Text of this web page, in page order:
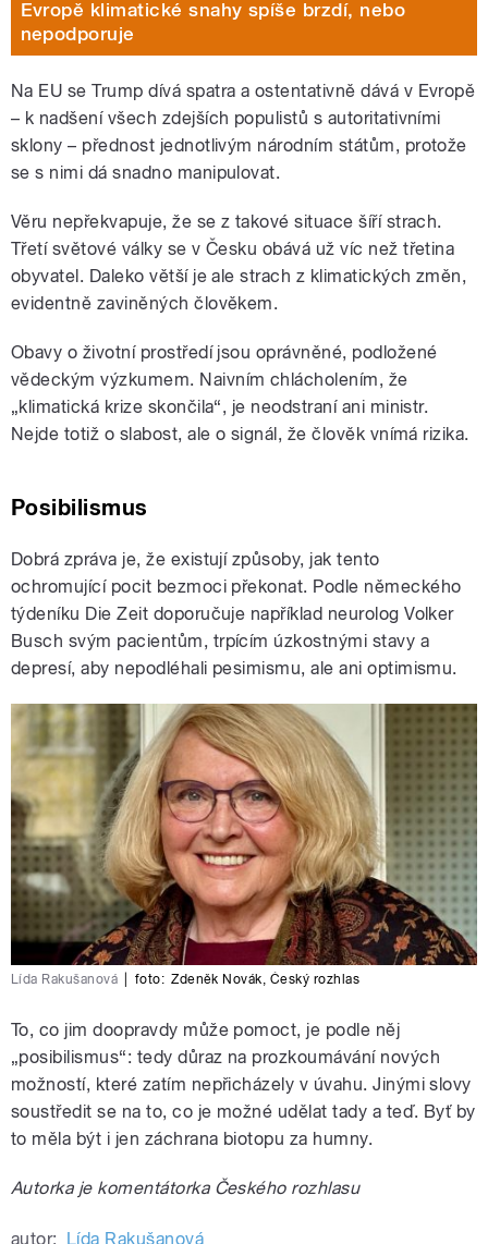
Evropě klimatické snahy spíše brzdí, nebo
nepodporuje
Na EU se Trump dívá spatra a ostentativně dává v Evropě
– k nadšení všech zdejších populistů s autoritativními
sklony – přednost jednotlivým národním státům, protože
se s nimi dá snadno manipulovat.
Věru nepřekvapuje, že se z takové situace šíří strach.
Třetí světové války se v Česku obává už víc než třetina
obyvatel. Daleko větší je ale strach z klimatických změn,
evidentně zaviněných člověkem.
Obavy o životní prostředí jsou oprávněné, podložené
vědeckým výzkumem. Naivním chlácholením, že
„klimatická krize skončila“, je neodstraní ani ministr.
Nejde totiž o slabost, ale o signál, že člověk vnímá rizika.
Posibilismus
Dobrá zpráva je, že existují způsoby, jak tento
ochromující pocit bezmoci překonat. Podle německého
týdeníku Die Zeit doporučuje například neurolog Volker
Busch svým pacientům, trpícím úzkostnými stavy a
depresí, aby nepodléhali pesimismu, ale ani optimismu.
Lída Rakušanová foto: Zdeněk Novák, Český rozhlas
To, co jim doopravdy může pomoct, je podle něj
„posibilismus“: tedy důraz na prozkoumávání nových
možností, které zatím nepřicházely v úvahu. Jinými slovy
soustředit se na to, co je možné udělat tady a teď. Byť by
to měla být i jen záchrana biotopu za humny.
Autorka je komentátorka Českého rozhlasu
autor: Lída Rakušanová